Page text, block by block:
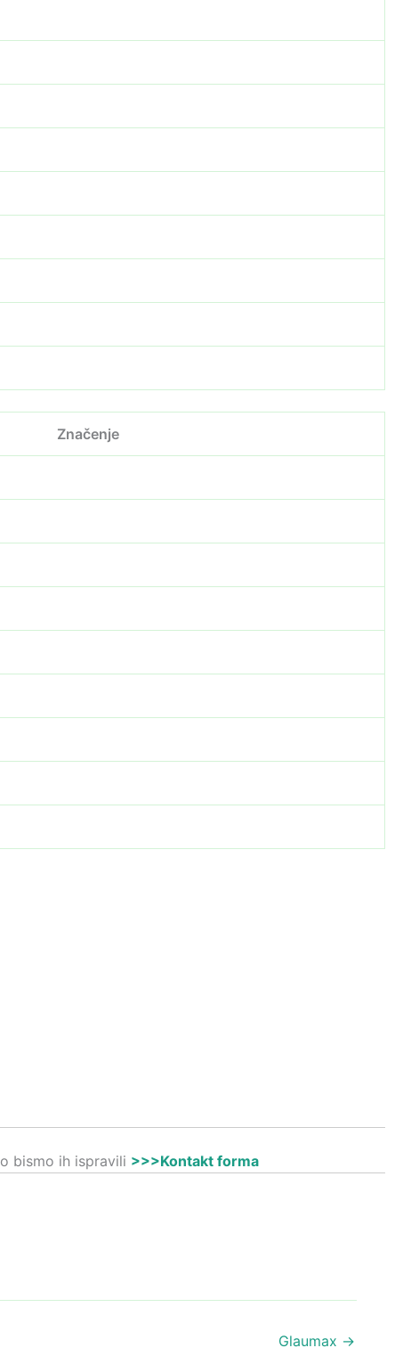
Značenje
bismo ih ispravili >>>Kontakt forma
Glaumax →